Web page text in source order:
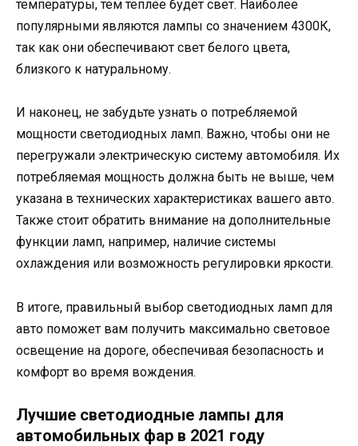
температуры, тем теплее будет свет. Наиболее
популярными являются лампы со значением 4300К,
так как они обеспечивают свет белого цвета,
близкого к натуральному.
И наконец, не забудьте узнать о потребляемой
мощности светодиодных ламп. Важно, чтобы они не
перегружали электрическую систему автомобиля. Их
потребляемая мощность должна быть не выше, чем
указана в технических характеристиках вашего авто.
Также стоит обратить внимание на дополнительные
функции ламп, например, наличие системы
охлаждения или возможность регулировки яркости.
В итоге, правильный выбор светодиодных ламп для
авто поможет вам получить максимально световое
освещение на дороге, обеспечивая безопасность и
комфорт во время вождения.
Лучшие светодиодные лампы для
автомобильных фар в 2021 году